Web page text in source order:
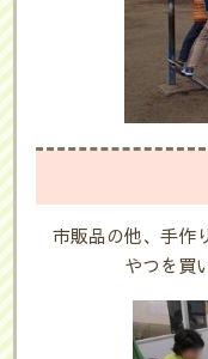
市販品の他、手作
やつを買